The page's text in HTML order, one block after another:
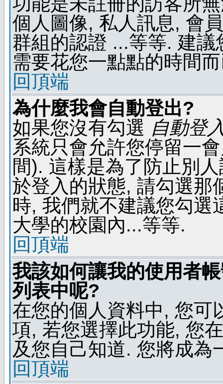
個人圖像, 私人訊息, 會
群組的認證 ...等等. 建
需要花您一點點的時間
回頂端
為什麼我會自動登出?
如果您沒有勾選 自動登
系統只會允許您停留一
間). 這樣是為了防止別
於登入的狀態, 請勾選那
時, 我們就不建議您勾選
大學的校園內...等等.
回頂端
我該如何讓我的使用者
列表中呢?
在您的個人資料中, 您可
項, 若您選擇此功能, 您
及您自己知道. 您將成為
回頂端